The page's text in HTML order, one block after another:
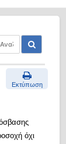
Εκτύπωση
όχι